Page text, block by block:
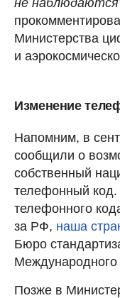
Министерства
и
Изменение
Напомним, в
сообщили о
собственный
телефонный код.
телефонного
за РФ, наша
Бюро
Международного
Позже в